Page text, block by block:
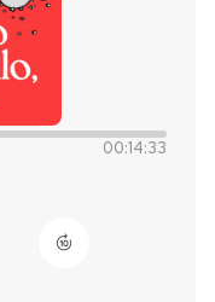
00:14:33